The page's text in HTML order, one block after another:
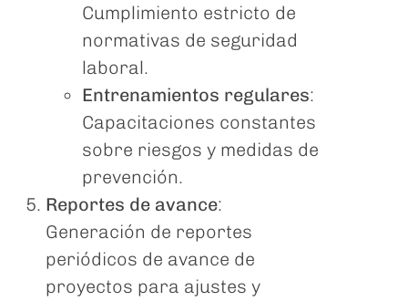
Cumplimiento estricto de
normativas de seguridad
laboral.
Entrenamientos regulares:
Capacitaciones constantes
sobre riesgos y medidas de
prevención.
Reportes de avance:
Generación de reportes
periódicos de avance de
proyectos para ajustes y